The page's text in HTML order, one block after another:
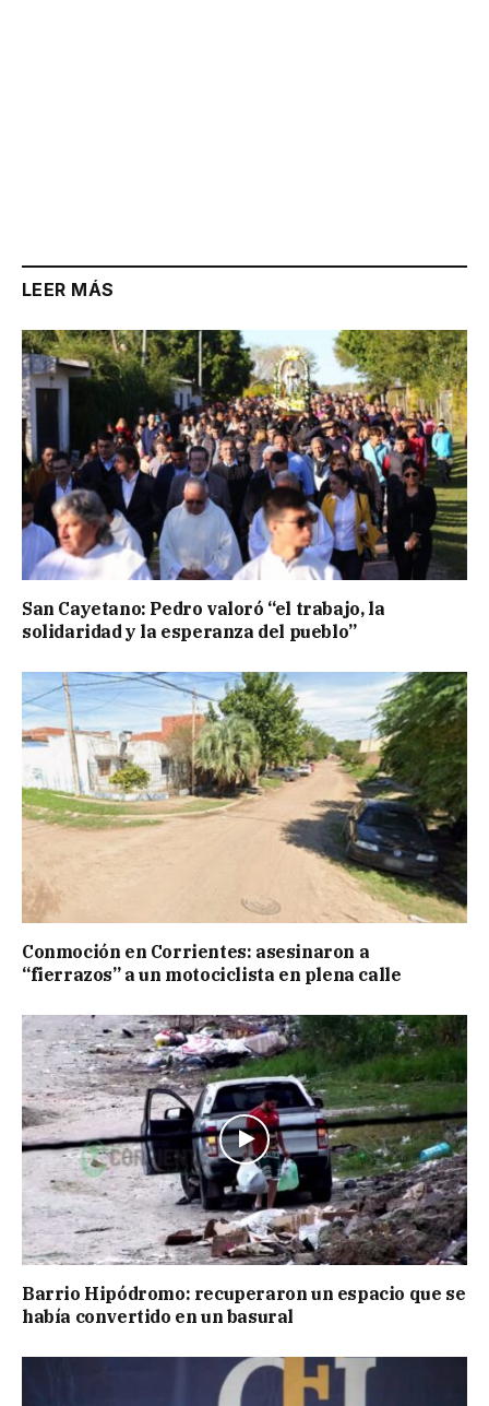
LEER MÁS
San Cayetano: Pedro valoró “el trabajo, la
solidaridad y la esperanza del pueblo”
Conmoción en Corrientes: asesinaron a
“fierrazos” a un motociclista en plena calle
Barrio Hipódromo: recuperaron un espacio que se
había convertido en un basural